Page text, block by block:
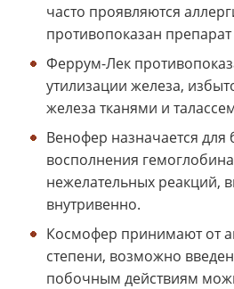
часто проявляются
противопоказан препарат
Феррум-Лек
утилизации железа,
железа тканями и
Венофер назначается для
восполнения
нежелательных реакций,
внутривенно.
Космофер принимают от
степени, возможно
побочным действиям